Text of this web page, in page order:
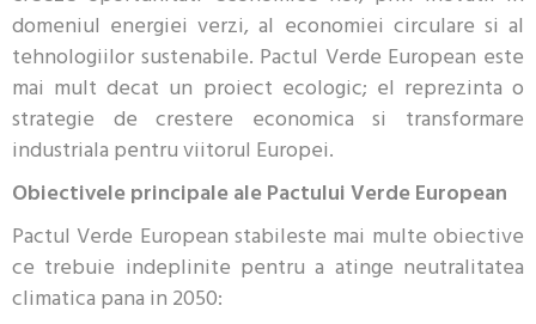
domeniul energiei verzi, al economiei circulare si al
tehnologiilor sustenabile. Pactul Verde European este
mai mult decat un proiect ecologic; el reprezinta o
strategie de crestere economica si transformare
industriala pentru viitorul Europei.
Obiectivele principale ale Pactului Verde European
Pactul Verde European stabileste mai multe obiective
ce trebuie indeplinite pentru a atinge neutralitatea
climatica pana in 2050: